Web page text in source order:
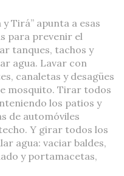
Tirá” apunta a esas
para prevenir el
tanques, tachos y
agua. Lavar con
canaletas y desagües
mosquito. Tirar todos
los patios y
de automóviles
Y girar todos los
agua: vaciar baldes,
y portamacetas,